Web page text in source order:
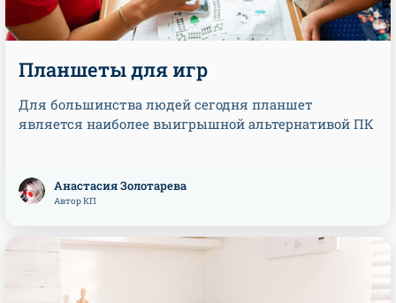
Планшеты для игр
Для большинства людей сегодня планшет
является наиболее выигрышной альтернативой ПК
Анастасия Золотарева
Автор КП